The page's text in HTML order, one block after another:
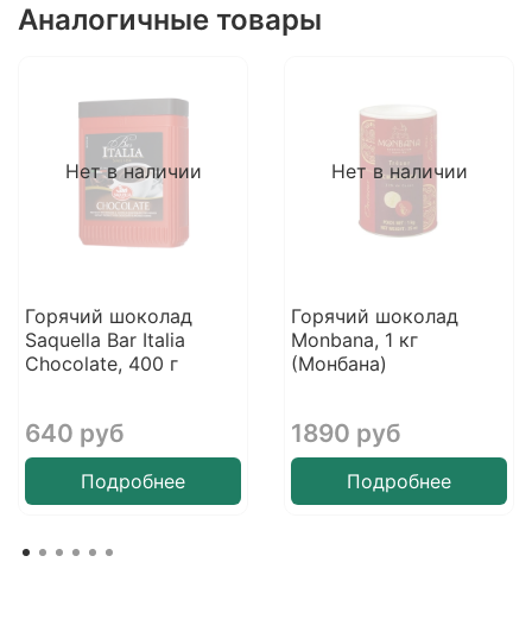
Аналогичные товары
Нет в наличии
Горячий шоколад
Saquella Bar Italia
Chocolate, 400 г
640 руб
Подробнее
Нет в наличии
Горячий шоколад
Monbana, 1 кг
(Монбана)
1890 руб
Подробнее